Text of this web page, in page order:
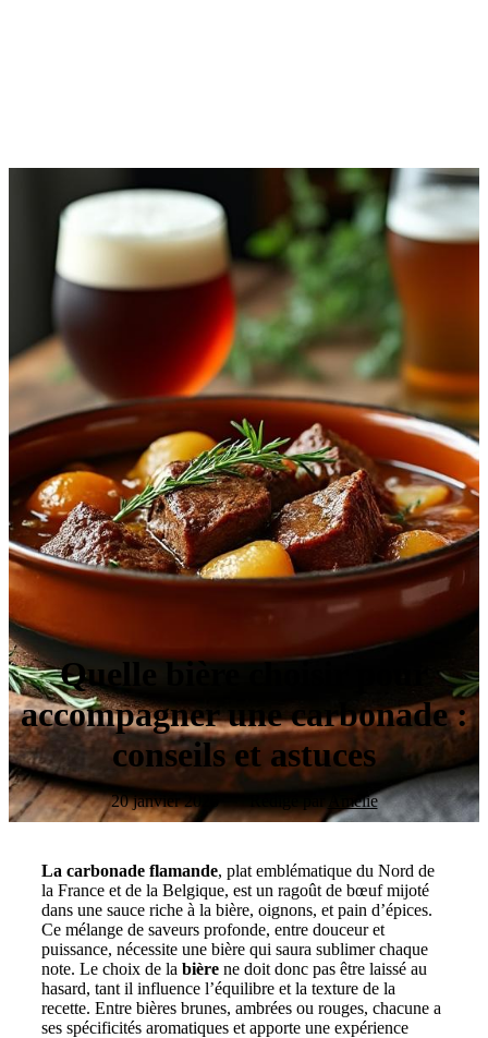
Quelle bière choisir pour
accompagner une carbonade :
conseils et astuces
20 janvier 2026 Amélie
La carbonade flamande, plat emblématique du Nord de
la France et de la Belgique, est un ragoût de bœuf mijoté
dans une sauce riche à la bière, oignons, et pain d’épices.
Ce mélange de saveurs profonde, entre douceur et
puissance, nécessite une bière qui saura sublimer chaque
note. Le choix de la bière ne doit donc pas être laissé au
hasard, tant il influence l’équilibre et la texture de la
recette. Entre bières brunes, ambrées ou rouges, chacune a
ses spécificités aromatiques et apporte une expérience